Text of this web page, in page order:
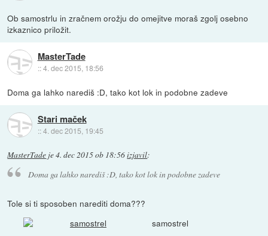
Ob samostrlu in zračnem orožju do omejitve moraš zgolj osebno
izkaznico priložit.
MasterTade
::4. dec 2015, 18:56
Doma ga lahko narediš :D, tako kot lok in podobne zadeve
Stari maček
::4. dec 2015, 19:45
MasterTade je4. dec 2015 ob 18:56izjavil:
Doma ga lahko narediš :D, tako kot lok in podobne zadeve
Tole si ti sposoben narediti doma???
samostrel